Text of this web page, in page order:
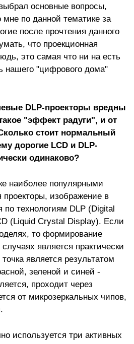
основные вопросы,
мне по данной тематике за
после прочтения данного
что проекционная
это самая что ни на есть
нашего "цифрового дома"
DLP-проекторы вредны
"эффект радуги", и от
стоит нормальный
дорогие LCD и DLP-
одинаково?
наиболее популярными
изображение в
по технологиям DLP (Digital
(Liquid Crystal Display). Если
то формирование
является практически
является результатом
зеленой и синей -
проходит через
от микрозеркальных чипов,
используется три активных